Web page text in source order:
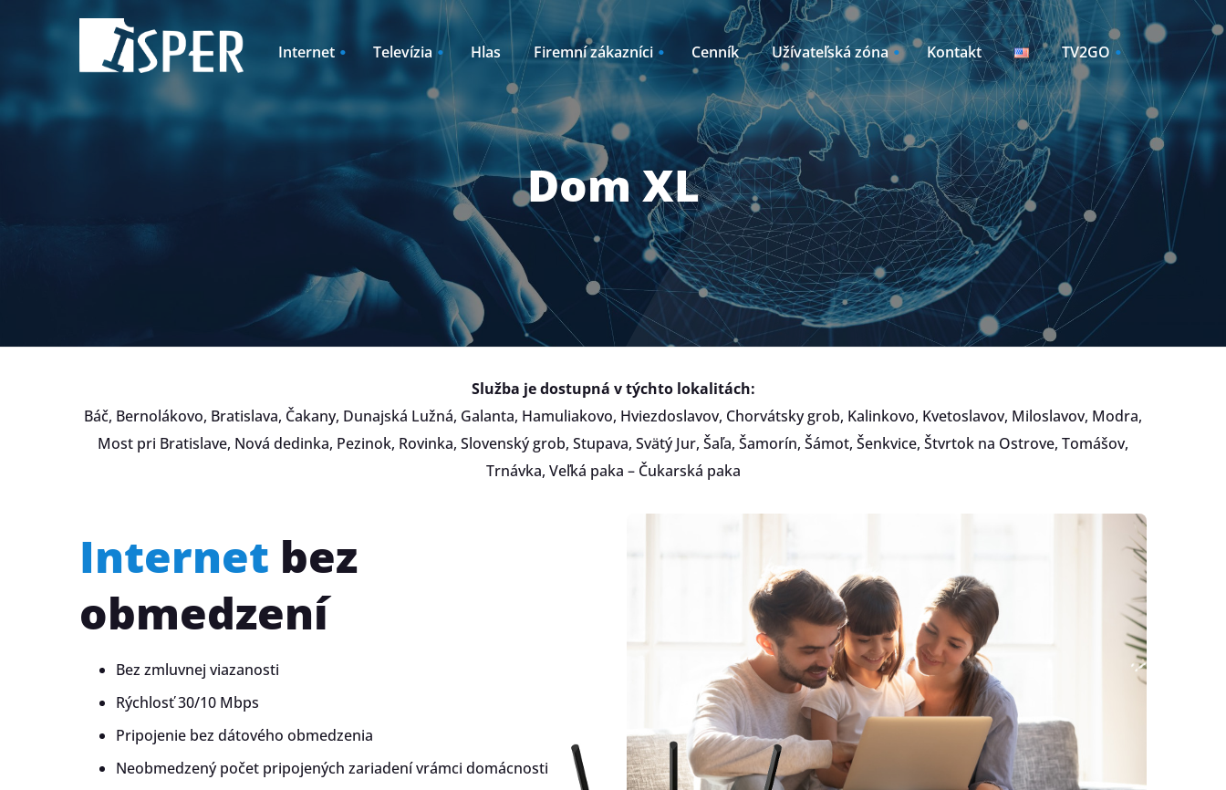
Internet
Pevný internet + televízia
Internet pre rodinné domy
+ televízia
Cenník
Televízia
Rozširujúce balíky k TV2GO
Televízia + pevný internet
Televízia + Internet pre
rodinné domy
Cenník
Hlas Firemní zákazníci
Internet
Outsourcing
Cenník Užívateľská zóna
Akcie
Oznamy / Novinky /
Plánované odstávky
Kto sme
Časté otázky
Zmluvy a dokumenty
Fakturačný systém
Odporúčania
poskytujúceho službu
prístupu k internetu
Kontakt TV2GO
Sleduj TV2GO
Manažment zariadení
Dom XL
Služba je dostupná v týchto lokalitách:
Báč, Bernolákovo, Bratislava, Čakany, Dunajská Lužná, Galanta, Hamuliakovo, Hviezdoslavov, Chorvátsky grob, Kalinkovo, Kvetoslavov, Miloslavov, Modra,
Most pri Bratislave, Nová dedinka, Pezinok, Rovinka, Slovenský grob, Stupava, Svätý Jur, Šaľa, Šamorín, Šámot, Šenkvice, Štvrtok na Ostrove, Tomášov,
Trnávka, Veľká paka – Čukarská paka
Internet bez
obmedzení
Bez zmluvnej viazanosti
Rýchlosť 30/10 Mbps
Pripojenie bez dátového obmedzenia
Neobmedzený počet pripojených zariadení vrámci domácnosti